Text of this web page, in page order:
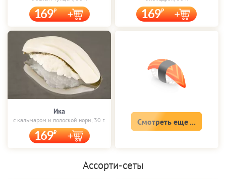
169 169
Ика
с кальмаром и полоской нори, 30 г.
169
Смотреть еще ...
Ассорти-сеты